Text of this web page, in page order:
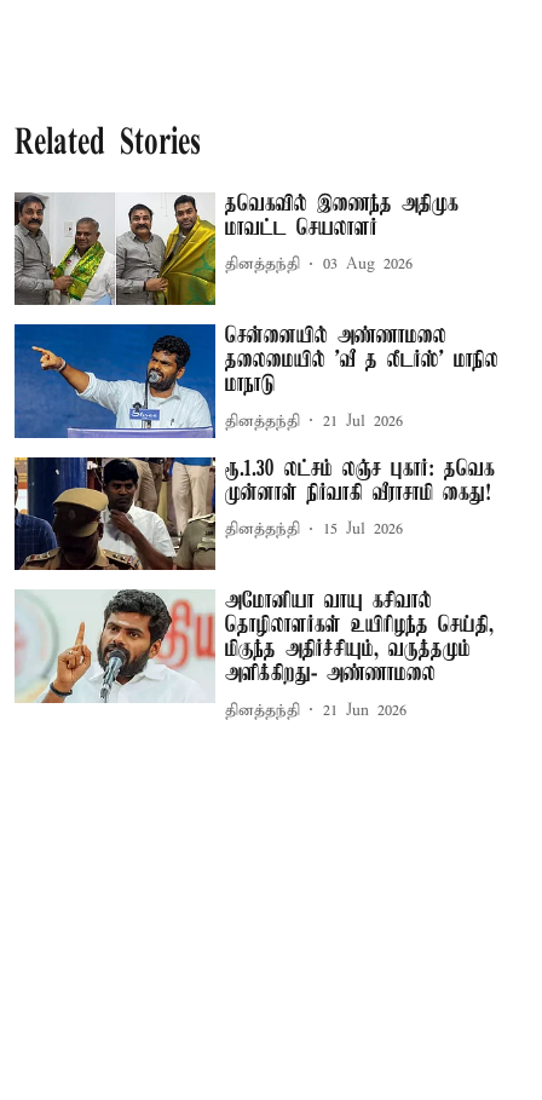
Related Stories
தவெகவில் இணைந்த அதிமுக
மாவட்ட செயலாளர்
தினத்தந்தி 03 Aug 2026
சென்னையில் அண்ணாமலை
தலைமையில் ’வீ த லீடர்ஸ்’ மாநில
மாநாடு
தினத்தந்தி 21 Jul 2026
ரூ.1.30 லட்சம் லஞ்ச புகார்: தவெக
முன்னாள் நிர்வாகி வீராசாமி கைது!
தினத்தந்தி 15 Jul 2026
அமோனியா வாயு கசிவால்
தொழிலாளர்கள் உயிரிழந்த செய்தி,
மிகுந்த அதிர்ச்சியும், வருத்தமும்
அளிக்கிறது- அண்ணாமலை
தினத்தந்தி 21 Jun 2026